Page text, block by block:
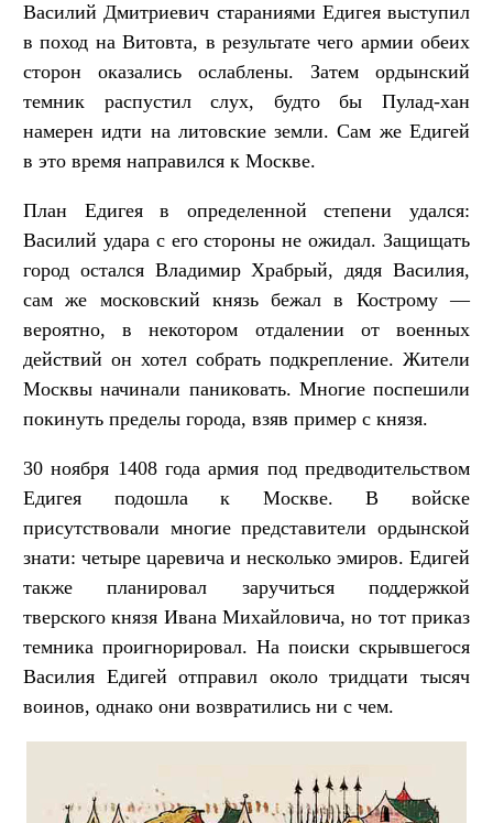
Василий Дмитриевич стараниями Едигея выступил
в поход на Витовта, в результате чего армии обеих
сторон оказались ослаблены. Затем ордынский
темник распустил слух, будто бы Пулад-хан
намерен идти на литовские земли. Сам же Едигей
в это время направился к Москве.
План Едигея в определенной степени удался:
Василий удара с его стороны не ожидал. Защищать
город остался Владимир Храбрый, дядя Василия,
сам же московский князь бежал в Кострому —
вероятно, в некотором отдалении от военных
действий он хотел собрать подкрепление. Жители
Москвы начинали паниковать. Многие поспешили
покинуть пределы города, взяв пример с князя.
30 ноября 1408 года армия под предводительством
Едигея подошла к Москве. В войске
присутствовали многие представители ордынской
знати: четыре царевича и несколько эмиров. Едигей
также планировал заручиться поддержкой
тверского князя Ивана Михайловича, но тот приказ
темника проигнорировал. На поиски скрывшегося
Василия Едигей отправил около тридцати тысяч
воинов, однако они возвратились ни с чем.